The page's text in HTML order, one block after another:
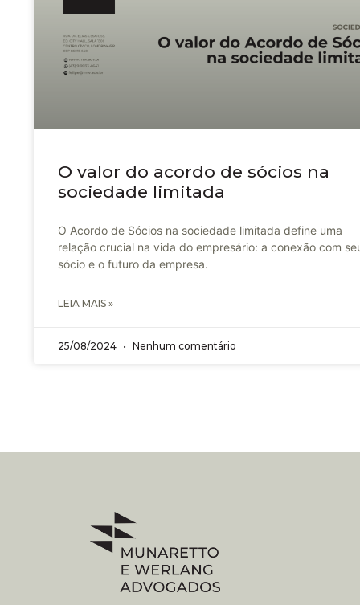
O valor do acordo de sócios na
sociedade limitada
O Acordo de Sócios na sociedade limitada define uma
relação crucial na vida do empresário: a conexão com
sócio e o futuro da empresa.
LEIA MAIS »
25/08/2024 Nenhum comentário